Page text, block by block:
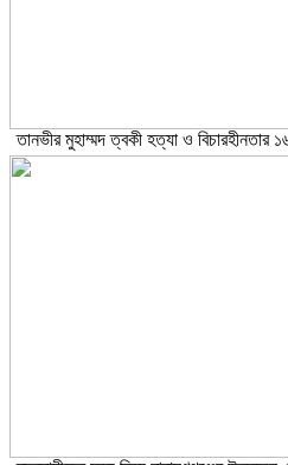
তানভীর মুহাম্মদ ত্বকী হত্যা ও